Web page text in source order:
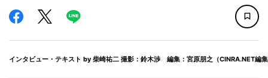
インタビュー・テキスト by 柴崎祐二 撮影：鈴木渉 編集：宮原朋之（CINRA.NET編